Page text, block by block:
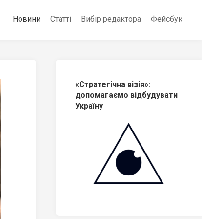
Новини Статті Вибір редактора Фейсбук
«Стратегічна візія»:
допомагаємо відбудувати
Україну